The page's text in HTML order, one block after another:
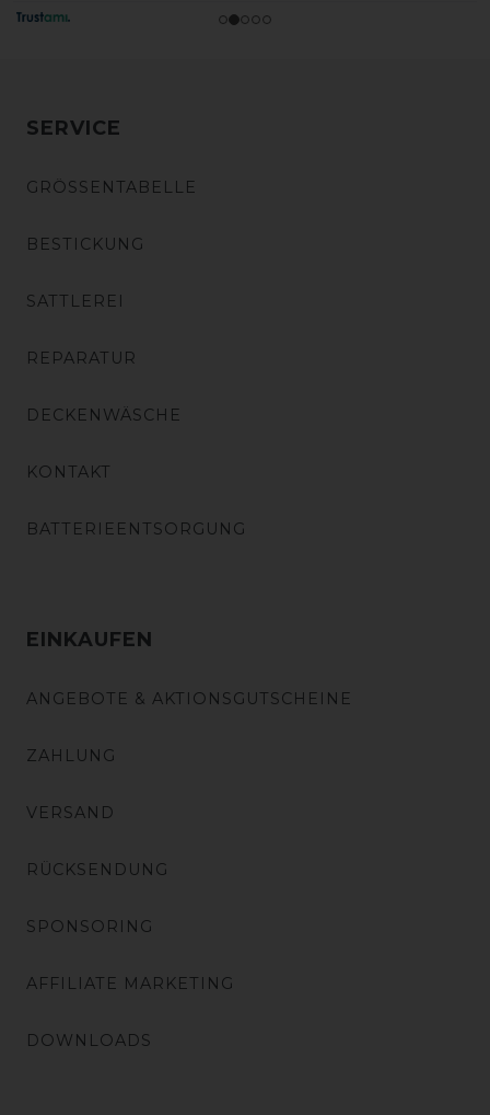
SERVICE
GRÖSSENTABELLE
BESTICKUNG
SATTLEREI
REPARATUR
DECKENWÄSCHE
KONTAKT
BATTERIEENTSORGUNG
EINKAUFEN
ANGEBOTE & AKTIONSGUTSCHEINE
ZAHLUNG
VERSAND
RÜCKSENDUNG
SPONSORING
AFFILIATE MARKETING
DOWNLOADS